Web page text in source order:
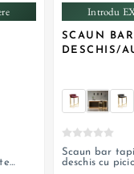
Introdu
SCAUN
DESCHIS/
Scaun bar
deschis cu